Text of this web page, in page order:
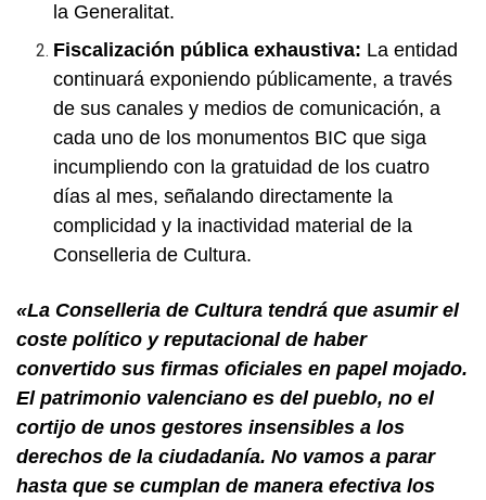
la Generalitat.
Fiscalización pública exhaustiva: La entidad
continuará exponiendo públicamente, a través
de sus canales y medios de comunicación, a
cada uno de los monumentos BIC que siga
incumpliendo con la gratuidad de los cuatro
días al mes, señalando directamente la
complicidad y la inactividad material de la
Conselleria de Cultura.
«La Conselleria de Cultura tendrá que asumir el
coste político y reputacional de haber
convertido sus firmas oficiales en papel mojado.
El patrimonio valenciano es del pueblo, no el
cortijo de unos gestores insensibles a los
derechos de la ciudadanía. No vamos a parar
hasta que se cumplan de manera efectiva los